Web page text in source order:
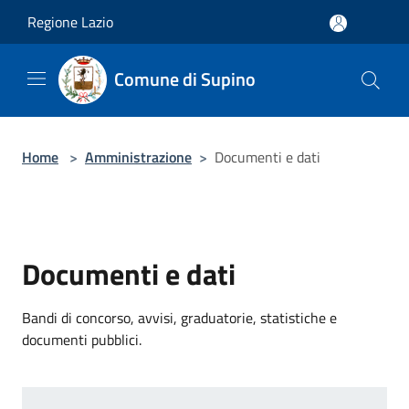
Regione Lazio
Comune di Supino
Home > Amministrazione > Documenti e dati
Documenti e dati
Bandi di concorso, avvisi, graduatorie, statistiche e
documenti pubblici.